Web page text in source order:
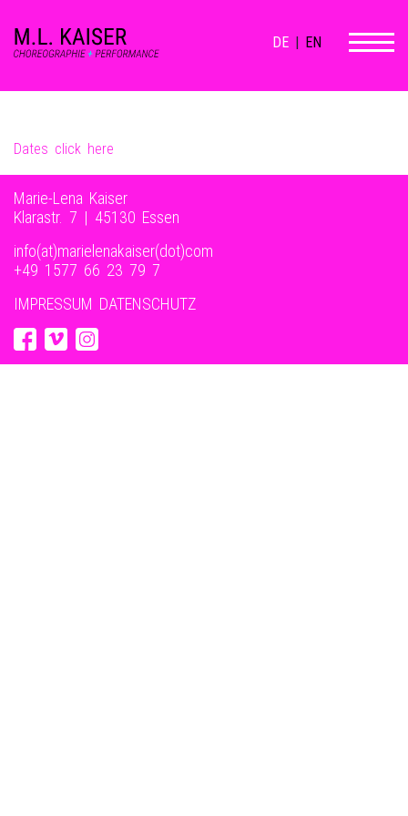
DE | EN
Dates click here
Marie-Lena Kaiser
Klarastr. 7 | 45130 Essen
info(at)marielenakaiser(dot)com
+49 1577 66 23 79 7‬
IMPRESSUM DATENSCHUTZ